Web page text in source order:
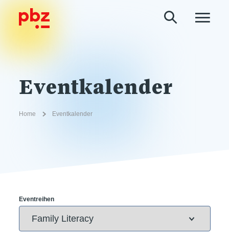
Eventkalender
Home Eventkalender
Eventreihen